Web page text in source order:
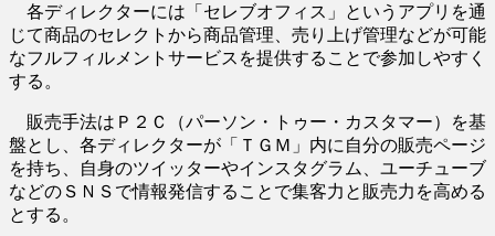
各ディレクターには「セレブオフィス」というアプリを通
じて商品のセレクトから商品管理、売り上げ管理などが可能
なフルフィルメントサービスを提供することで参加しやすく
する。
販売手法はＰ２Ｃ（パーソン・トゥー・カスタマー）を基
盤とし、各ディレクターが「ＴＧＭ」内に自分の販売ページ
を持ち、自身のツイッターやインスタグラム、ユーチューブ
などのＳＮＳで情報発信することで集客力と販売力を高める
とする。